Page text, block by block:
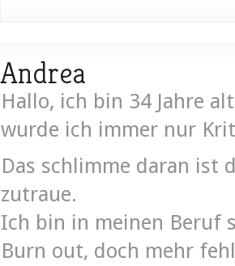
Andrea
Hallo, ich bin 34 Jahre
wurde ich immer nur
Das schlimme daran ist
zutraue.
Ich bin in meinen Beruf
Burn out, doch mehr